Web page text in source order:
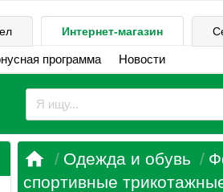
Интернет-магазин
программа Новости
 Одежда и обувь
спортивные